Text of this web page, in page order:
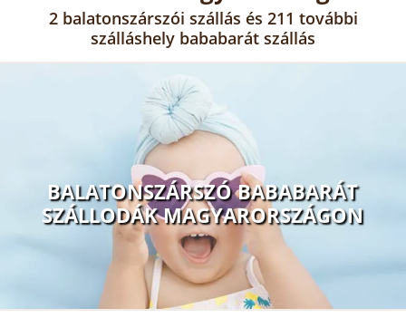
2 balatonszárszói szállás és 211 további
szálláshely bababarát szállás
BALATONSZÁRSZÓ BABABARÁT
SZÁLLODÁK MAGYARORSZÁGON